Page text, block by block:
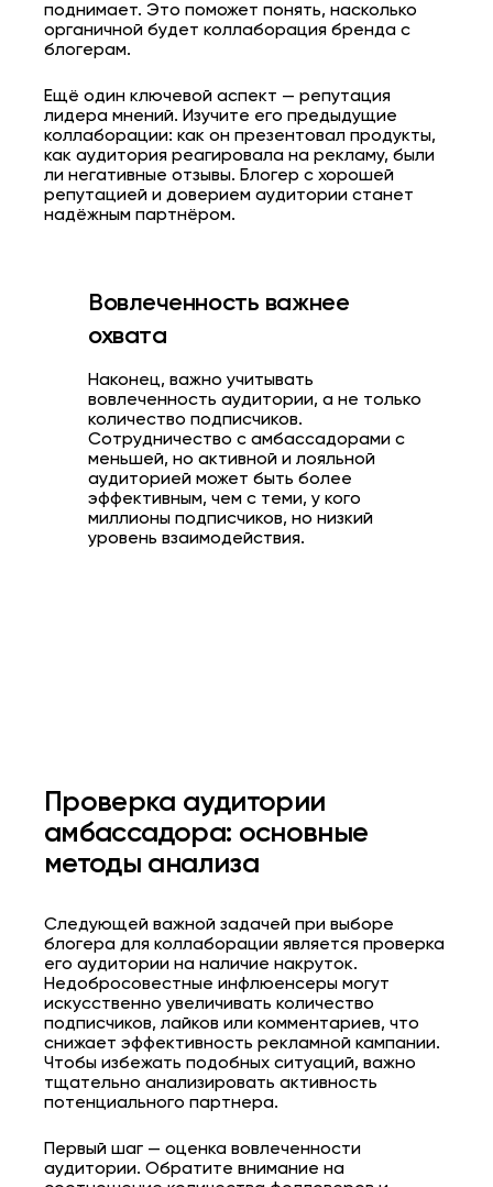
поднимает. Это поможет понять, насколько
органичной будет коллаборация бренда с
блогерам.
Ещё один ключевой аспект — репутация
лидера мнений. Изучите его предыдущие
коллаборации: как он презентовал продукты,
как аудитория реагировала на рекламу, были
ли негативные отзывы. Блогер с хорошей
репутацией и доверием аудитории станет
надёжным партнёром.
Вовлеченность важнее
охвата
Наконец, важно учитывать
вовлеченность аудитории, а не только
количество подписчиков.
Сотрудничество с амбассадорами с
меньшей, но активной и лояльной
аудиторией может быть более
эффективным, чем с теми, у кого
миллионы подписчиков, но низкий
уровень взаимодействия.
Проверка аудитории
амбассадора: основные
методы анализа
Следующей важной задачей при выборе
блогера для коллаборации является проверка
его аудитории на наличие накруток.
Недобросовестные инфлюенсеры могут
искусственно увеличивать количество
подписчиков, лайков или комментариев, что
снижает эффективность рекламной кампании.
Чтобы избежать подобных ситуаций, важно
тщательно анализировать активность
потенциального партнера.
Первый шаг — оценка вовлеченности
аудитории. Обратите внимание на